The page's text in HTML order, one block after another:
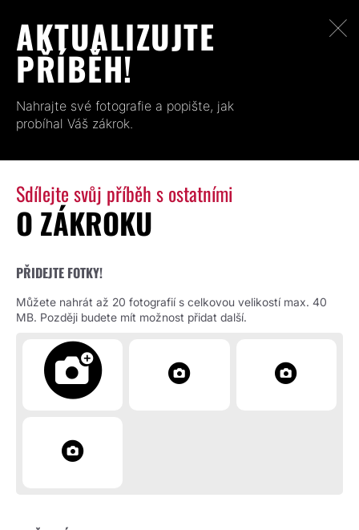
AKTUALIZUJTE
PŘÍBĚH!
Nahrajte své fotografie a popište, jak
probíhal Váš zákrok.
Sdílejte svůj příběh s ostatními
O ZÁKROKU
PŘIDEJTE FOTKY!
Můžete nahrát až 20 fotografií s celkovou velikostí max. 40
MB. Později budete mít možnost přidat další.